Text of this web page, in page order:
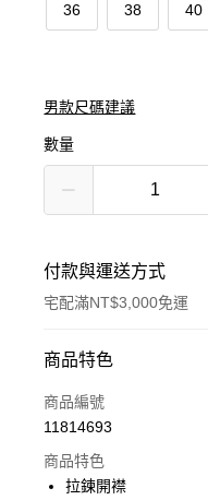
36 38 40
男款尺碼建議
數量
付款與運送方式
宅配滿NT$3,000免運
付款方式
信用卡一次付款
3 期 0 利率 每期
商品特色
商品編號
11814693
商品特色
拉鍊開襟